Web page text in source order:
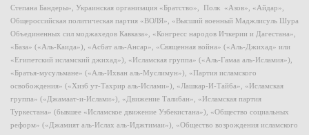
Степана Бандеры», Украинская организация «Братство», Полк «Азов», «Айдар»,
Общероссийская политическая партия «ВОЛЯ», «Высший военный Маджлисуль Шура
Объединенных сил моджахедов Кавказа», «Конгресс народов Ичкерии и Дагестана»,
«База» («Аль-Каида»), «Асбат аль-Ансар», «Священная война» («Аль-Джихад» или
«Египетский исламский джихад»), «Исламская группа» («Аль-Гамаа аль-Исламия»),
«Братья-мусульмане» («Аль-Ихван аль-Муслимун»), «Партия исламского
освобождения» («Хизб ут-Тахрир аль-Ислами»), «Лашкар-И-Тайба», «Исламская
группа» («Джамаат-и-Ислами»), «Движение Талибан», «Исламская партия
Туркестана» (бывшее «Исламское движение Узбекистана»), «Общество социальных
реформ» («Джамият аль-Ислах аль-Иджтимаи»), «Общество возрождения исламского